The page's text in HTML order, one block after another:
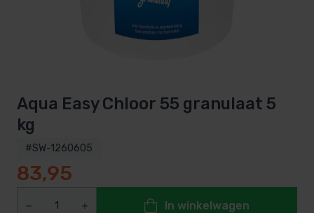
Aqua Easy Chloor 55 granulaat 5
kg
#SW-1260605
83,95
In winkelwagen